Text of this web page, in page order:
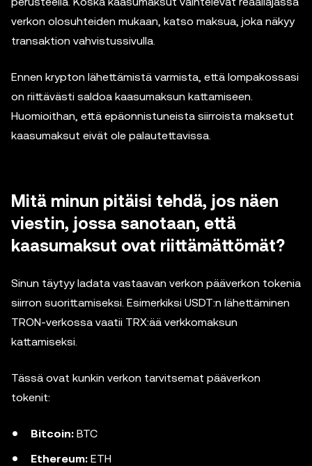
verkon olosuhteiden mukaan, katso maksua, joka näkyy
transaktion vahvistussivulla.
Ennen krypton lähettämistä varmista, että lompakossasi
on riittävästi saldoa kaasumaksun kattamiseen.
Huomioithan, että epäonnistuneista siirroista maksetut
kaasumaksut eivät ole palautettavissa.
Mitä minun pitäisi tehdä, jos näen
viestin, jossa sanotaan, että
kaasumaksut ovat riittämättömät?
Sinun täytyy ladata vastaavan verkon pääverkon tokenia
siirron suorittamiseksi. Esimerkiksi USDT:n lähettäminen
TRON-verkossa vaatii TRX:ää verkkomaksun
kattamiseksi.
Tässä ovat kunkin verkon tarvitsemat pääverkon
tokenit:
Bitcoin: BTC
Ethereum: ETH